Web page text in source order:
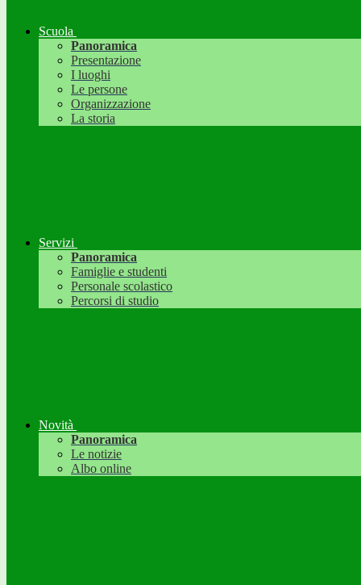
Scuola
Panoramica
Presentazione
I luoghi
Le persone
Organizzazione
La storia
Servizi
Panoramica
Famiglie e studenti
Personale scolastico
Percorsi di studio
Novità
Panoramica
Le notizie
Albo online